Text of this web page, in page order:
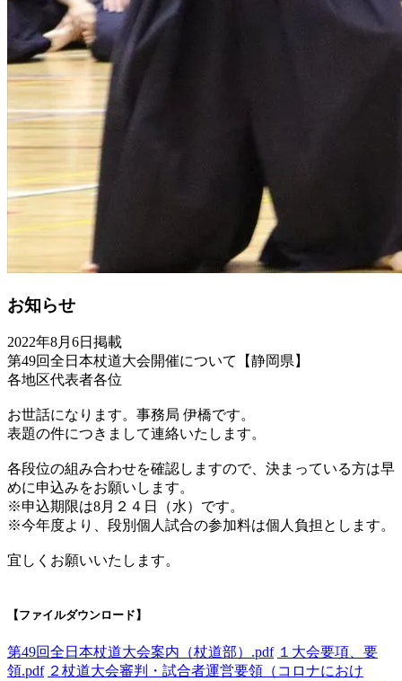
お知らせ
2022年8月6日掲載
第49回全日本杖道大会開催について【静岡県】
各地区代表者各位
お世話になります。事務局 伊橋です。
表題の件につきまして連絡いたします。
各段位の組み合わせを確認しますので、決まっている方は早
めに申込みをお願いします。
※申込期限は8月２４日（水）です。
※今年度より、段別個人試合の参加料は個人負担とします。
宜しくお願いいたします。
【ファイルダウンロード】
第49回全日本杖道大会案内（杖道部）.pdf １大会要項、要
領.pdf ２杖道大会審判・試合者運営要領（コロナにおけ